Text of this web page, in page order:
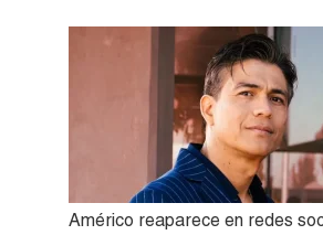
Américo reaparece en redes